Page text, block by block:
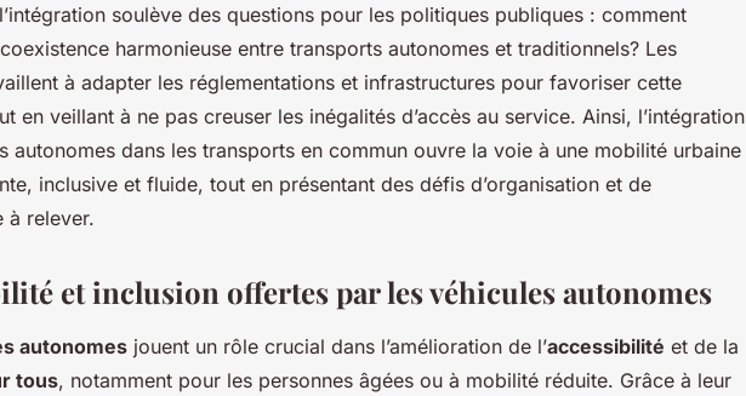
soulève des questions pour les politiques publiques : comment
harmonieuse entre transports autonomes et traditionnels? Les
à adapter les réglementations et infrastructures pour favoriser cette
en veillant à ne pas creuser les inégalités d’accès au service. Ainsi, l’intégration
autonomes dans les transports en commun ouvre la voie à une mobilité urbaine
inclusive et fluide, tout en présentant des défis d’organisation et de
à relever.
et inclusion offertes par les véhicules autonomes
autonomes jouent un rôle crucial dans l’amélioration de l’accessibilité et de la
tous, notamment pour les personnes âgées ou à mobilité réduite. Grâce à leur